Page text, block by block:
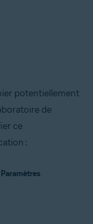
potentiellement
de
ce
:
Paramètres.